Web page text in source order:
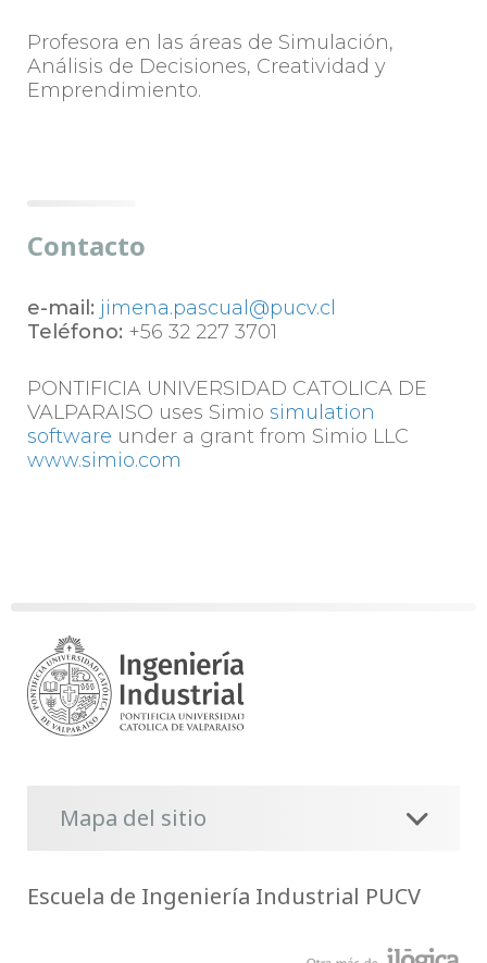
Profesora en las áreas de Simulación,
Análisis de Decisiones, Creatividad y
Emprendimiento.
Contacto
e-mail: jimena.pascual@pucv.cl
Teléfono: +56 32 227 3701
PONTIFICIA UNIVERSIDAD CATOLICA DE
VALPARAISO uses Simio simulation
software under a grant from Simio LLC
www.simio.com
Mapa del sitio
Escuela de Ingeniería Industrial PUCV